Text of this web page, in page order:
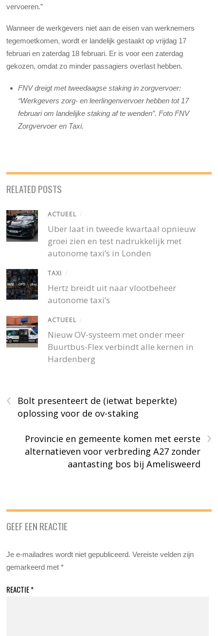
vervoeren.”
Wanneer de werkgevers niet aan de eisen van werknemers
tegemoetkomen, wordt er landelijk gestaakt op vrijdag 17
februari en zaterdag 18 februari. Er is voor een zaterdag
gekozen, omdat zo minder passagiers overlast hebben.
FNV dreigt met tweedaagse staking in zorgvervoer:
“Werkgevers zorg- en leerlingenvervoer hebben tot 17
februari om landelijke staking af te wenden”. Foto FNV
Zorgvervoer en Taxi.
RELATED POSTS
ACTUEEL /
Uber laat in tweede kwartaal opnieuw
groei zien en test nadrukkelijk met
autonome taxi’s in Londen
TAXI /
Hertz breidt uit naar vlootbeheer
autonome taxi’s
ACTUEEL /
Nieuw OV-systeem met onder meer
Buurtbus-Flex verbindt alle kernen in
Hardenberg
‹
Bolt presenteert de (ietwat beperkte)
oplossing voor de ov-staking
›
Provincie en gemeente komen met eerste
alternatieven voor verbreding A27 zonder
aantasting bos bij Amelisweerd
GEEF EEN REACTIE
Je e-mailadres wordt niet gepubliceerd. Vereiste velden zijn
gemarkeerd met*
REACTIE*